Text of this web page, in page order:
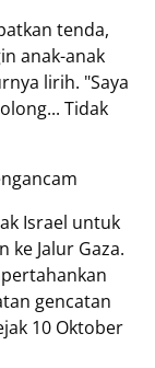
tenda,
anak-anak
lirih. "Saya
Tidak
Israel untuk
Jalur Gaza.
gencatan
10 Oktober